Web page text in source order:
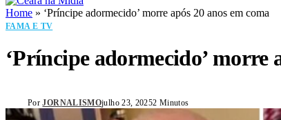
Home » ‘Príncipe adormecido’ morre após 20 anos em coma
FAMA E TV
‘Príncipe adormecido’ morre
Por JORNALISMOjulho 23, 20252 Minutos